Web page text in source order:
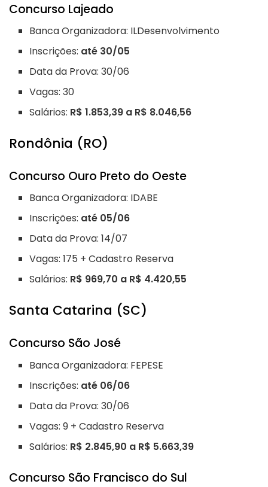
Concurso Lajeado
Banca Organizadora: ILDesenvolvimento
Inscrições: até 30/05
Data da Prova: 30/06
Vagas: 30
Salários: R$ 1.853,39 a R$ 8.046,56
Rondônia (RO)
Concurso Ouro Preto do Oeste
Banca Organizadora: IDABE
Inscrições: até 05/06
Data da Prova: 14/07
Vagas: 175 + Cadastro Reserva
Salários: R$ 969,70 a R$ 4.420,55
Santa Catarina (SC)
Concurso São José
Banca Organizadora: FEPESE
Inscrições: até 06/06
Data da Prova: 30/06
Vagas: 9 + Cadastro Reserva
Salários: R$ 2.845,90 a R$ 5.663,39
Concurso São Francisco do Sul